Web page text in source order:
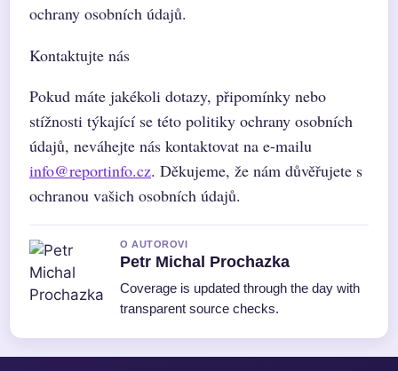
ochrany osobních údajů.
Kontaktujte nás
Pokud máte jakékoli dotazy, připomínky nebo
stížnosti týkající se této politiky ochrany osobních
údajů, neváhejte nás kontaktovat na e-mailu
info@reportinfo.cz. Děkujeme, že nám důvěřujete s
ochranou vašich osobních údajů.
O AUTOROVI
Petr Michal Prochazka
Coverage is updated through the day with
transparent source checks.